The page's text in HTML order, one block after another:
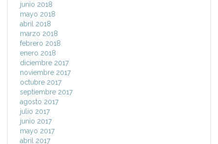
junio 2018
mayo 2018
abril 2018
marzo 2018
febrero 2018
enero 2018
diciembre 2017
noviembre 2017
octubre 2017
septiembre 2017
agosto 2017
julio 2017
junio 2017
mayo 2017
abril 2017